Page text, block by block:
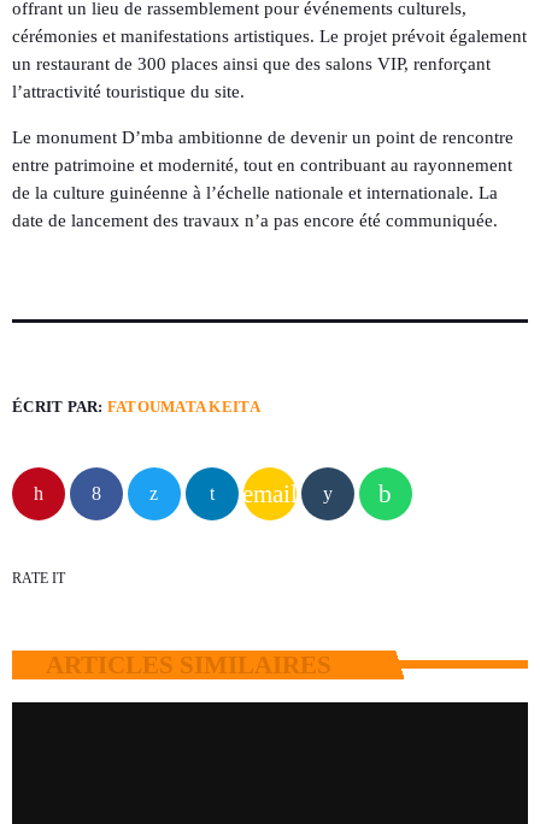
offrant un lieu de rassemblement pour événements culturels,
cérémonies et manifestations artistiques. Le projet prévoit également
un restaurant de 300 places ainsi que des salons VIP, renforçant
l’attractivité touristique du site.
Le monument D’mba ambitionne de devenir un point de rencontre
entre patrimoine et modernité, tout en contribuant au rayonnement
de la culture guinéenne à l’échelle nationale et internationale. La
date de lancement des travaux n’a pas encore été communiquée.
ÉCRIT PAR: FATOUMATA KEITA
email
RATE IT
ARTICLES SIMILAIRES